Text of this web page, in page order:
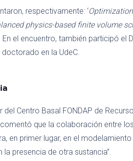
respectivamente: ‘
physics-based finite volume
En el encuentro, también participó el
en la UdeC.
del Centro Basal FONDAP de
comentó que la colaboración entre
en primer lugar, en el
presencia de otra sustancia”.